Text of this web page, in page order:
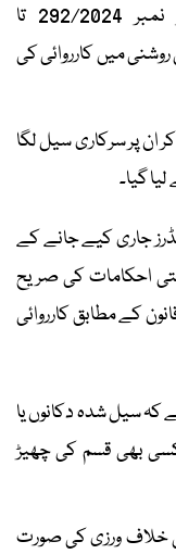
پولیس حکام کے مطابق آئینی پٹیشنز نمبر 292/2024 تا
روشنی میں کارروائی کی
ان پر سرکاری سیل لگا
گیا۔
جاری کیے جانے کے
احکامات کی صریح
کے مطابق کارروائی
سیل شدہ دکانوں یا
کسی بھی قسم کی چھیڑ
خلاف ورزی کی صورت